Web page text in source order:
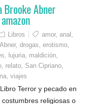
Abner
Libros amor,anal
,drogas ,erotismo
lujuria maldición
relato San Cipriano
,viajes
Terror y pecado en
costumbres religiosas o